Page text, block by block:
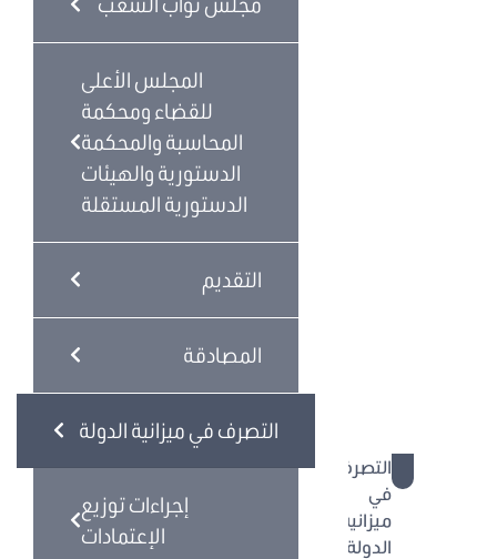
والمحكمة
الدستورية
المصادقة
التصرف
في
ميزانية
الدولة
المجلس الأعلى
للقضاء ومحكمة
المحاسبة والمحكمة
الدستورية والهيئات
الدستورية المستقلة
التقديم
المصادقة
التصرف في ميزانية الدولة
إجراءات توزيع
الإعتمادات